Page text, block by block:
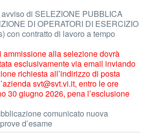
di SELEZIONE PUBBLICA
DI OPERATORI DI ESERCIZIO
con contratto di lavoro a tempo
ammissione alla selezione dovrà
esclusivamente via email inviando
richiesta all’indirizzo di posta
svt@svt.vi.it, entro le ore
30 giugno 2026, pena l’esclusione
comunicato nuova
d’esame